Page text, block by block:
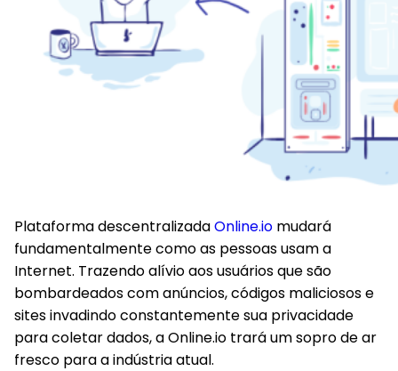
Plataforma descentralizadaOnline.io mudará
fundamentalmente como as pessoas usam a
Internet. Trazendo alívio aos usuários que são
bombardeados com anúncios, códigos maliciosos e
sites invadindo constantemente sua privacidade
para coletar dados, a Online.io trará um sopro de ar
fresco para a indústria atual.